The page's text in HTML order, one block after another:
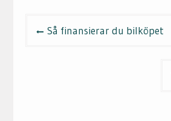
Så finansierar du bilköpet